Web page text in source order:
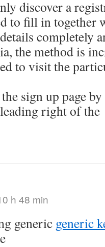
discover a
to fill in together
completely
the method is
to visit the
sign up page
right of the
h 48 min
generic generic